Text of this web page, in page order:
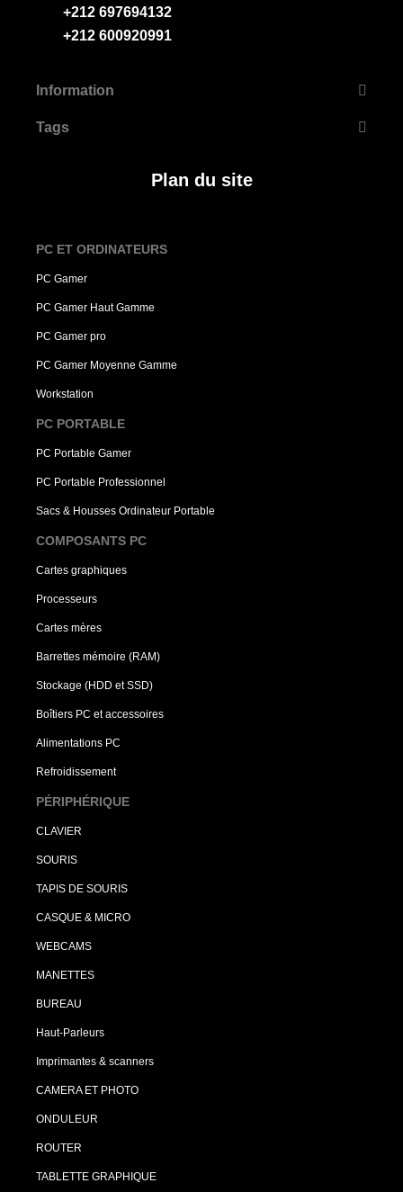
+212 697694132
+212 600920991
Information
Tags
Plan du site
PC ET ORDINATEURS
PC Gamer
PC Gamer Haut Gamme
PC Gamer pro
PC Gamer Moyenne Gamme
Workstation
PC PORTABLE
PC Portable Gamer
PC Portable Professionnel
Sacs & Housses Ordinateur Portable
COMPOSANTS PC
Cartes graphiques
Processeurs
Cartes mères
Barrettes mémoire (RAM)
Stockage (HDD et SSD)
Boîtiers PC et accessoires
Alimentations PC
Refroidissement
PÉRIPHÉRIQUE
CLAVIER
SOURIS
TAPIS DE SOURIS
CASQUE & MICRO
WEBCAMS
MANETTES
BUREAU
Haut-Parleurs
Imprimantes & scanners
CAMERA ET PHOTO
ONDULEUR
ROUTER
TABLETTE GRAPHIQUE